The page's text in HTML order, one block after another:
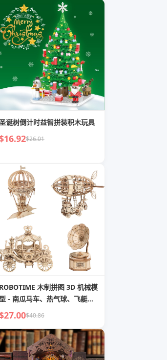
诞树倒计时益智拼装积木玩具
$26.01
ROBOTIME 木制拼图 3D 机械模
- 南瓜马车、热气球、飞艇、
留声机
$40.86